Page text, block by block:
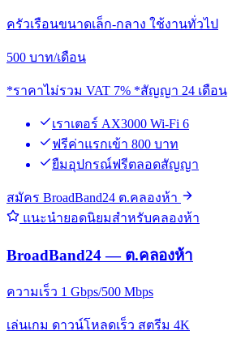
ครัวเรือนขนาดเล็ก-กลาง ใช้งานทั่วไป
500 บาท/เดือน
*ราคาไม่รวม VAT 7% *สัญญา 24 เดือน
เราเตอร์ AX3000 Wi-Fi 6
ฟรีค่าแรกเข้า 800 บาท
ยืมอุปกรณ์ฟรีตลอดสัญญา
สมัคร BroadBand24 ต.คลองห้า
แนะนำยอดนิยมสำหรับคลองห้า
BroadBand24 — ต.คลองห้า
ความเร็ว 1 Gbps/500 Mbps
เล่นเกม ดาวน์โหลดเร็ว สตรีม 4K